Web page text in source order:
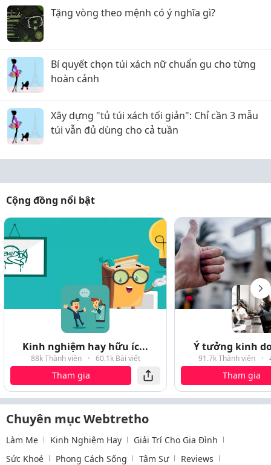
Tặng vòng theo mệnh có ý nghĩa gì?
Bí quyết chọn túi xách nữ chuẩn gu cho từng
hoàn cảnh
Xây dựng "tủ túi xách tối giản": Chỉ cần 3 mẫu
túi vẫn đủ dùng cho cả tuần
Cộng đồng nổi bật
Kinh nghiệm hay hữu íc...
88k Thành viên · 60.1k Bài viết
Tham gia
Ý tưởng kinh
91.7k Thành viên ·
Tham gia
Chuyên mục Webtretho
Làm Mẹ Kinh Nghiệm Hay
Giải Trí Cho Gia Đình
Sức Khoẻ
Phong Cách Sống Tâm Sự Reviews